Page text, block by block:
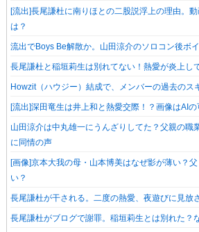
[流出]長尾謙杜に南りほとの二股説浮上の理由。
は？
流出でBoys Be解散か。山田涼介のソロコン後ボ
長尾謙杜と稲垣莉生は別れてない！熱愛が炎上し
Howzit（ハウジー）結成で、メンバーの過去のス
[流出]深田竜生は井上和と熱愛交際！？画像はAIの
山田涼介は中丸雄一にうんざりしてた？父親の職
に同情の声
[画像]京本大我の母・山本博美はなぜ影が薄い？
い？
長尾謙杜が干される。二度の熱愛、夜遊びに見放
長尾謙杜がブログで謝罪。稲垣莉生とは別れた？